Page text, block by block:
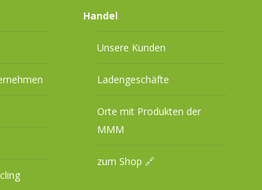
Handel
Unsere Kunden
Ladengeschäfte
Orte mit Produkten der
MMM
zum Shop 🔗